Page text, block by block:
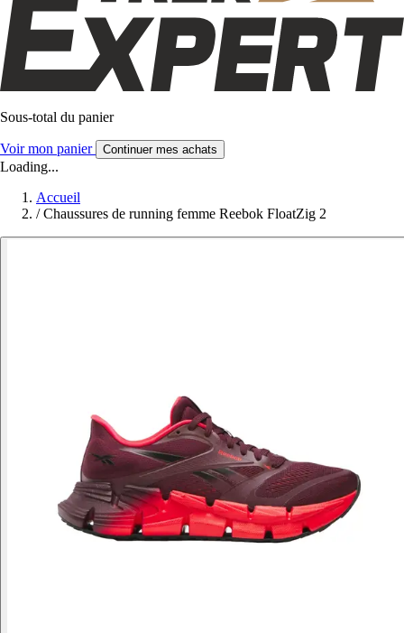
Sous-total du panier
Voir mon panier Continuer mes achats
Loading...
Accueil
/ Chaussures de running femme Reebok FloatZig 2